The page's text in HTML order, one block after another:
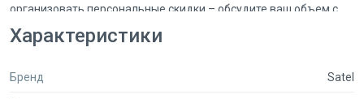
организовать персональные скидки – обсудите ваш объем с
нашим менеджером в чате.
Подключение до 2-х считывателей CZ-EMM.
Оптовые цены для юридических лиц после регистрации.
Характеристики
Бренд Satel